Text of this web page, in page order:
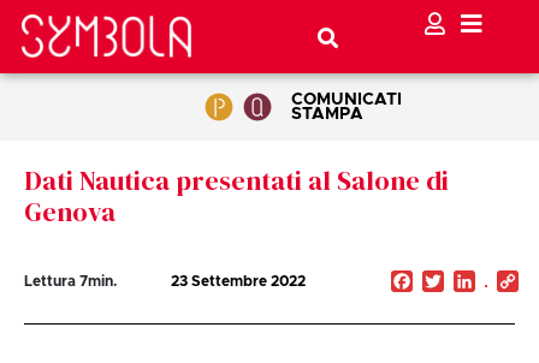
COMUNICATI
STAMPA
Dati Nautica presentati al Salone di
Genova
Lettura 7min. 23 Settembre 2022 Facebook
Twitter